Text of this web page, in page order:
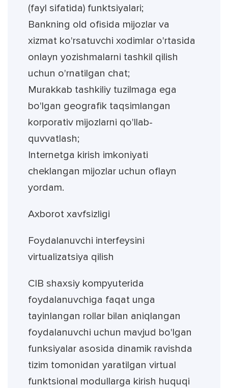
(fayl sifatida) funktsiyalari;
Bankning old ofisida mijozlar va
xizmat ko'rsatuvchi xodimlar o'rtasida
onlayn yozishmalarni tashkil qilish
uchun o'rnatilgan chat;
Murakkab tashkiliy tuzilmaga ega
bo'lgan geografik taqsimlangan
korporativ mijozlarni qo'llab-
quvvatlash;
Internetga kirish imkoniyati
cheklangan mijozlar uchun oflayn
yordam.
Axborot xavfsizligi
Foydalanuvchi interfeysini
virtualizatsiya qilish
CIB shaxsiy kompyuterida
foydalanuvchiga faqat unga
tayinlangan rollar bilan aniqlangan
foydalanuvchi uchun mavjud bo'lgan
funksiyalar asosida dinamik ravishda
tizim tomonidan yaratilgan virtual
funktsional modullarga kirish huquqi